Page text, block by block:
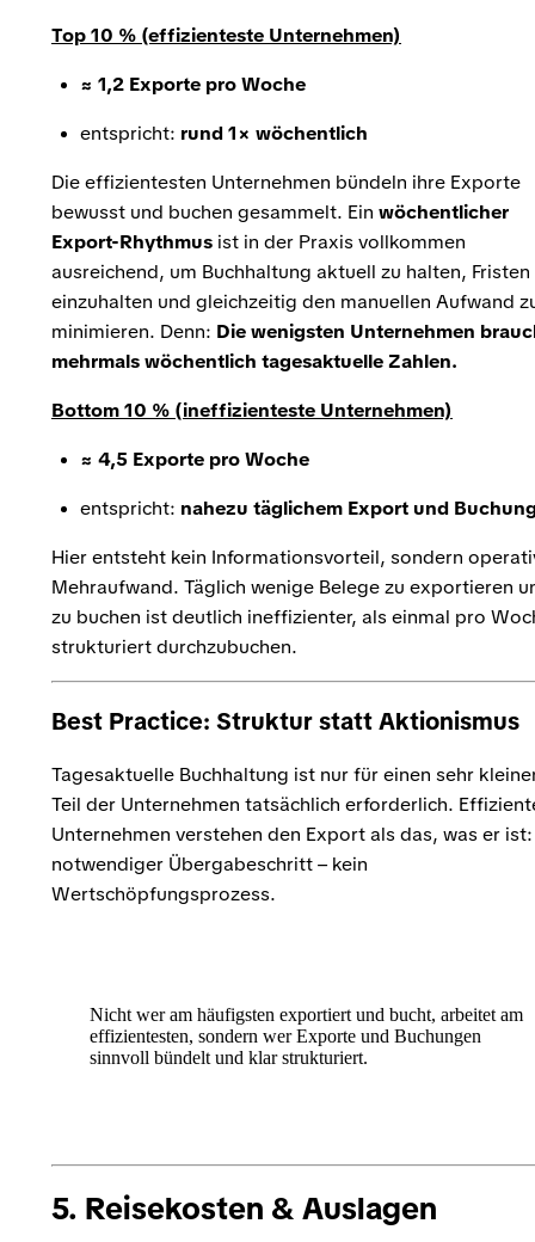
Top 10 % (effizienteste Unternehmen)
≈ 1,2 Exporte pro Woche
entspricht: rund 1× wöchentlich
Die effizientesten Unternehmen bündeln ihre Exporte
bewusst und buchen gesammelt. Ein wöchentlicher
Export-Rhythmus ist in der Praxis vollkommen
ausreichend, um Buchhaltung aktuell zu halten, Fristen
einzuhalten und gleichzeitig den manuellen Aufwand
minimieren. Denn: Die wenigsten Unternehmen
mehrmals wöchentlich tagesaktuelle Zahlen.
Bottom 10 % (ineffizienteste Unternehmen)
≈ 4,5 Exporte pro Woche
entspricht: nahezu täglichem Export und
Hier entsteht kein Informationsvorteil, sondern
Mehraufwand. Täglich wenige Belege zu exportieren
zu buchen ist deutlich ineffizienter, als einmal pro
strukturiert durchzubuchen.
Best Practice: Struktur statt Aktionismus
Tagesaktuelle Buchhaltung ist nur für einen sehr
Teil der Unternehmen tatsächlich erforderlich.
Unternehmen verstehen den Export als das, was er
notwendiger Übergabeschritt – kein
Wertschöpfungsprozess.
Nicht wer am häufigsten exportiert und bucht, arbeitet am
effizientesten, sondern wer Exporte und Buchungen
sinnvoll bündelt und klar strukturiert.
5. Reisekosten & Auslagen